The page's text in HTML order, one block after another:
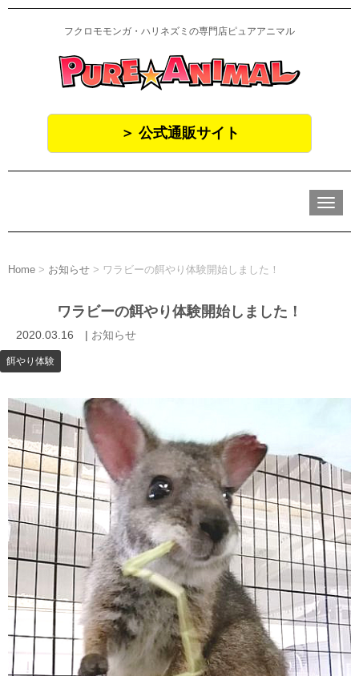
フクロモモンガ・ハリネズミの専門店ピュアアニマル
＞ 公式通販サイト
N
a
Home > お知らせ > ワラビーの餌やり体験開始しました！
ワラビーの餌やり体験開始しました！
2020.03.16 お知らせ
餌やり体験